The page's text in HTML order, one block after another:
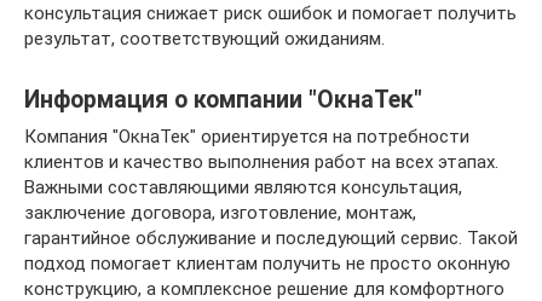
консультация снижает риск ошибок и помогает получить
результат, соответствующий ожиданиям.
Информация о компании "ОкнаТек"
Компания "ОкнаТек" ориентируется на потребности
клиентов и качество выполнения работ на всех этапах.
Важными составляющими являются консультация,
заключение договора, изготовление, монтаж,
гарантийное обслуживание и последующий сервис. Такой
подход помогает клиентам получить не просто оконную
конструкцию, а комплексное решение для комфортного